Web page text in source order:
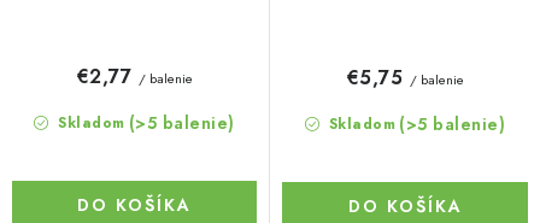
Skladom (>5 balenie)
€2,77 / balenie
DO KOŠÍKA
Skladom (>5 balenie)
€5,75 / balenie
DO KOŠÍKA